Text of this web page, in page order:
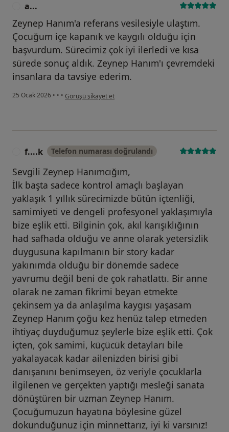
a...
Zeynep Hanım'a referans vesilesiyle ulaştım.
Çocuğum içe kapanık ve kaygılı olduğu için
başvurdum. Sürecimiz çok iyi ilerledi ve kısa
sürede sonuç aldık. Zeynep Hanım'ı çevremdeki
insanlara da tavsiye ederim.
25 Ocak 2026 • • • kullanıcının görüşüne göre a...
Görüşü şikayet et
f....k Telefon numarası doğrulandı
Sevgili Zeynep Hanımcığım,
İlk başta sadece kontrol amaçlı başlayan
yaklaşık 1 yıllık sürecimizde bütün içtenliği,
samimiyeti ve dengeli profesyonel yaklaşımıyla
bize eşlik etti. Bilginin çok, akıl karışıklığının
had safhada olduğu ve anne olarak yetersizlik
duygusuna kapılmanın bir story kadar
yakınımda olduğu bir dönemde sadece
yavrumu değil beni de çok rahatlattı. Bir anne
olarak ne zaman fikrimi beyan etmekte
çekinsem ya da anlaşılma kaygısı yaşasam
Zeynep Hanım çoğu kez henüz talep etmeden
ihtiyaç duyduğumuz şeylerle bize eşlik etti. Çok
içten, çok samimi, küçücük detayları bile
yakalayacak kadar ailenizden birisi gibi
danışanını benimseyen, öz veriyle çocuklarla
ilgilenen ve gerçekten yaptığı mesleği sanata
dönüştüren bir uzman Zeynep Hanım.
Çocuğumuzun hayatına böylesine güzel
dokunduğunuz için minnettarız, iyi ki varsınız!